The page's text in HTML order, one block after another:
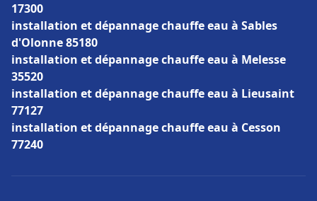
17300
installation et dépannage chauffe eau à Sables
d'Olonne 85180
installation et dépannage chauffe eau à Melesse
35520
installation et dépannage chauffe eau à Lieusaint
77127
installation et dépannage chauffe eau à Cesson
77240